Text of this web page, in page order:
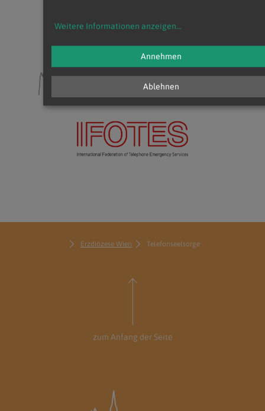
Erzdiözese Wien Telefonseelsorge
zum Anfang der Seite
Weitere Informationen anzeigen...
Ablehnen
Annehmen